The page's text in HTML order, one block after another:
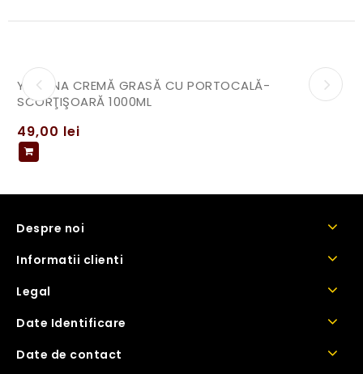
YAMUNA CREMĂ GRASĂ CU PORTOCALĂ-
SCORŢIŞOARĂ 1000ML
49,00 lei
Despre noi
Informatii clienti
Legal
Date Identificare
Date de contact